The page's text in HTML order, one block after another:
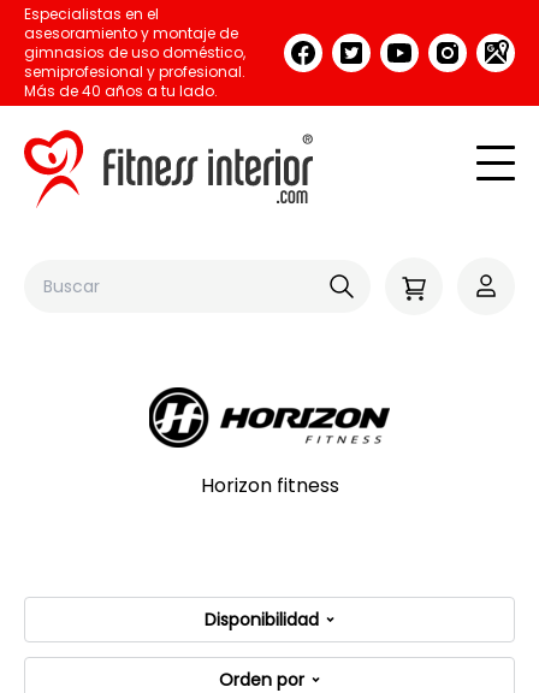
Especialistas en el
asesoramiento y montaje de
gimnasios de uso doméstico,
semiprofesional y profesional.
Más de 40 años a tu lado.
Horizon fitness
Disponibilidad
Orden por